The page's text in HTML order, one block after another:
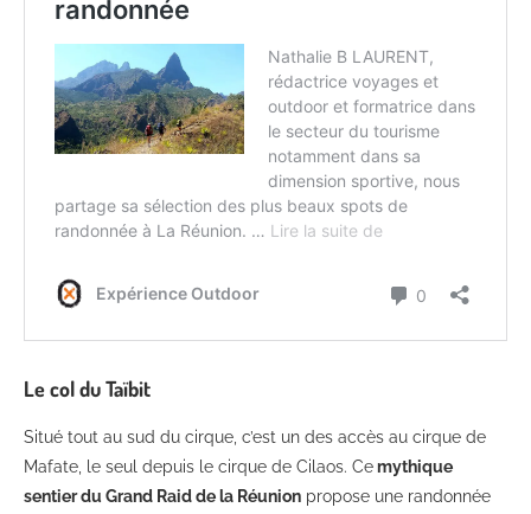
Le col du Taïbit
Situé tout au sud du cirque, c’est un des accès au cirque de
Mafate, le seul depuis le cirque de Cilaos. Cemythique
sentier du Grand Raid de la Réunion propose une randonnée